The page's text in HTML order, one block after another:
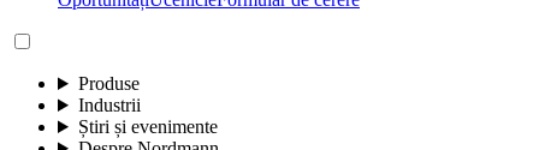
Produse
Industrii
Știri și evenimente